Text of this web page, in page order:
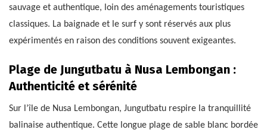
sauvage et authentique, loin des aménagements touristiques
classiques. La baignade et le surf y sont réservés aux plus
expérimentés en raison des conditions souvent exigeantes.
Plage de Jungutbatu à Nusa Lembongan :
Authenticité et sérénité
Sur l’île de Nusa Lembongan, Jungutbatu respire la tranquillité
balinaise authentique. Cette longue plage de sable blanc bordée